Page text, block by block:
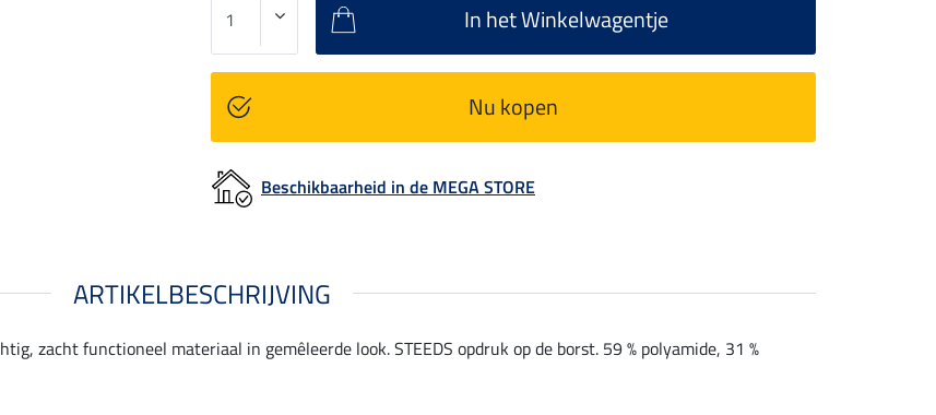
In het Winkelwagentje
Nu kopen
Beschikbaarheid in de MEGA STORE
ARTIKELBESCHRIJVING
zacht functioneel materiaal in gemêleerde look. STEEDS opdruk op de borst. 59 % polyamide, 31 %